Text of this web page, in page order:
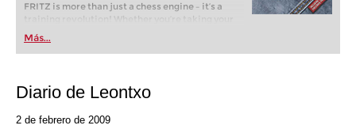
FRITZ is more than just a chess engine – it’s a
training revolution! Whether you’re taking your
first steps into the world of club chess, or already
playing at a tournament level: with FRITZ, you can
train more efficiently, intelligently and with a
Más...
Diario de Leontxo
2 de febrero de 2009